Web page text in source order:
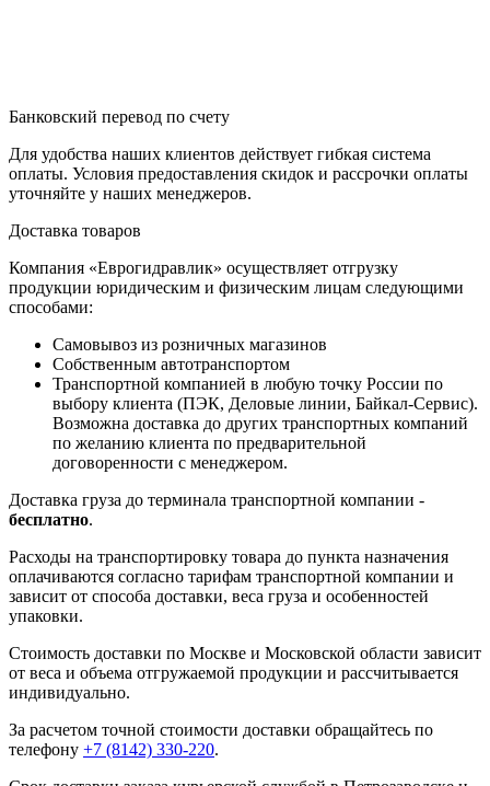
Банковский перевод по счету
Для удобства наших клиентов действует гибкая система
оплаты. Условия предоставления скидок и рассрочки оплаты
уточняйте у наших менеджеров.
Доставка товаров
Компания «Еврогидравлик» осуществляет отгрузку
продукции юридическим и физическим лицам следующими
способами:
Самовывоз из розничных магазинов
Собственным автотранспортом
Транспортной компанией в любую точку России по
выбору клиента (ПЭК, Деловые линии, Байкал-Сервис).
Возможна доставка до других транспортных компаний
по желанию клиента по предварительной
договоренности с менеджером.
Доставка груза до терминала транспортной компании -
бесплатно.
Расходы на транспортировку товара до пункта назначения
оплачиваются согласно тарифам транспортной компании и
зависит от способа доставки, веса груза и особенностей
упаковки.
Стоимость доставки по Москве и Московской области зависит
от веса и объема отгружаемой продукции и рассчитывается
индивидуально.
За расчетом точной стоимости доставки обращайтесь по
телефону +7 (8142) 330-220.